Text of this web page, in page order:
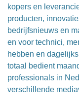
kopers en
producten,
bedrijfsnieuws en
en voor technici,
hebben en
totaal bedient
professionals in
verschillende